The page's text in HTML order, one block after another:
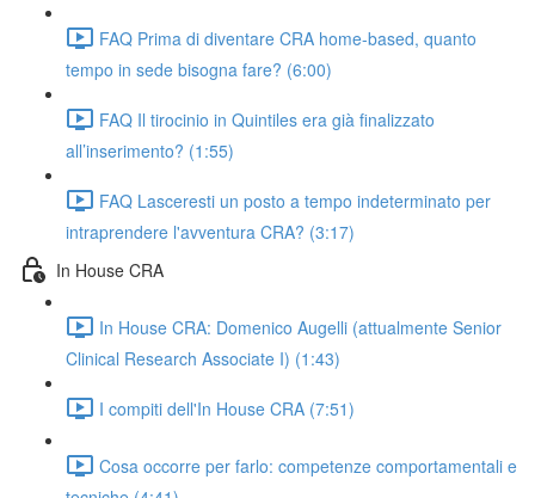
FAQ Prima di diventare CRA home-based, quanto
tempo in sede bisogna fare? (6:00)
FAQ Il tirocinio in Quintiles era già finalizzato
all’inserimento? (1:55)
FAQ Lasceresti un posto a tempo indeterminato per
intraprendere l'avventura CRA? (3:17)
In House CRA
In House CRA: Domenico Augelli (attualmente Senior
Clinical Research Associate I) (1:43)
I compiti dell'In House CRA (7:51)
Cosa occorre per farlo: competenze comportamentali e